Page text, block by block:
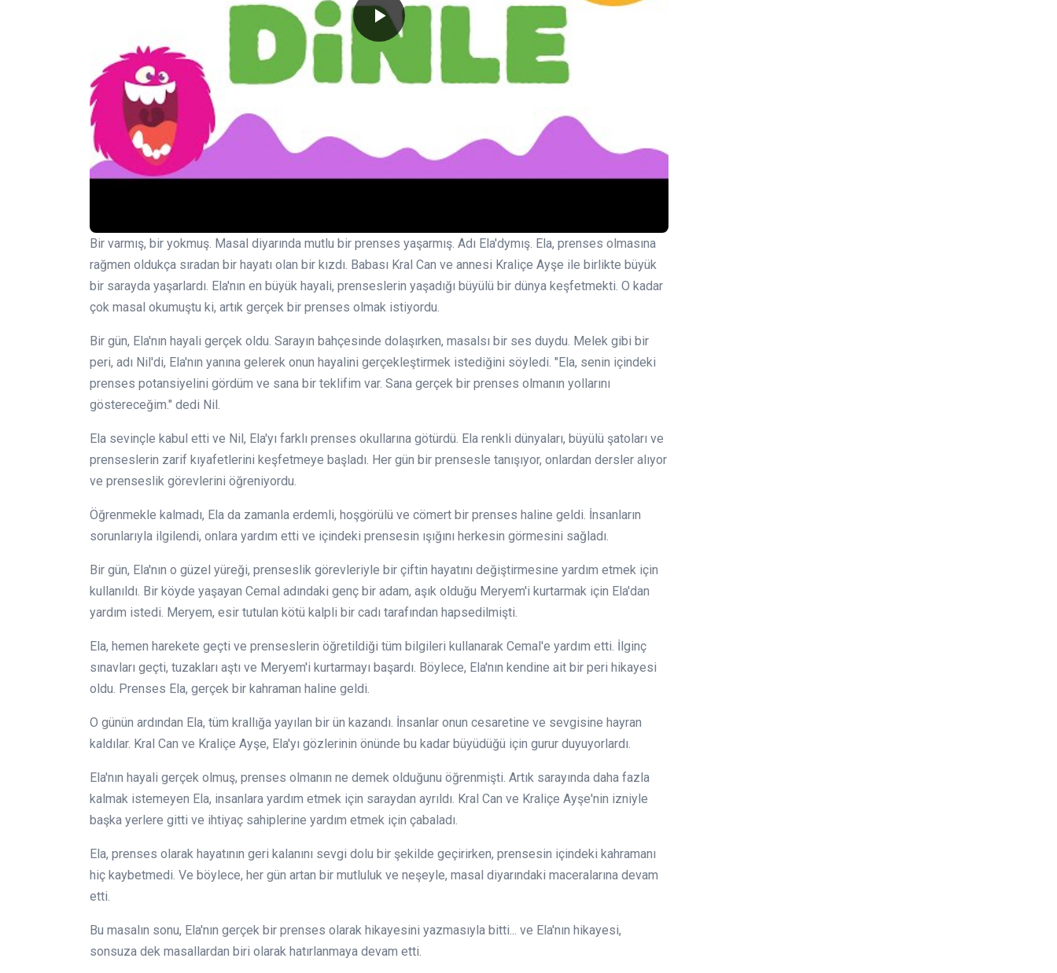
Bir varmış, bir yokmuş. Masal diyarında mutlu bir prenses yaşarmış. Adı Ela'dymış. Ela, prenses olmasına
rağmen oldukça sıradan bir hayatı olan bir kızdı. Babası Kral Can ve annesi Kraliçe Ayşe ile birlikte büyük
bir sarayda yaşarlardı. Ela'nın en büyük hayali, prenseslerin yaşadığı büyülü bir dünya keşfetmekti. O kadar
çok masal okumuştu ki, artık gerçek bir prenses olmak istiyordu.
Bir gün, Ela'nın hayali gerçek oldu. Sarayın bahçesinde dolaşırken, masalsı bir ses duydu. Melek gibi bir
peri, adı Nil'di, Ela'nın yanına gelerek onun hayalini gerçekleştirmek istediğini söyledi. "Ela, senin içindeki
prenses potansiyelini gördüm ve sana bir teklifim var. Sana gerçek bir prenses olmanın yollarını
göstereceğim." dedi Nil.
Ela sevinçle kabul etti ve Nil, Ela'yı farklı prenses okullarına götürdü. Ela renkli dünyaları, büyülü şatoları ve
prenseslerin zarif kıyafetlerini keşfetmeye başladı. Her gün bir prensesle tanışıyor, onlardan dersler alıyor
ve prenseslik görevlerini öğreniyordu.
Öğrenmekle kalmadı, Ela da zamanla erdemli, hoşgörülü ve cömert bir prenses haline geldi. İnsanların
sorunlarıyla ilgilendi, onlara yardım etti ve içindeki prensesin ışığını herkesin görmesini sağladı.
Bir gün, Ela'nın o güzel yüreği, prenseslik görevleriyle bir çiftin hayatını değiştirmesine yardım etmek için
kullanıldı. Bir köyde yaşayan Cemal adındaki genç bir adam, aşık olduğu Meryem'i kurtarmak için Ela'dan
yardım istedi. Meryem, esir tutulan kötü kalpli bir cadı tarafından hapsedilmişti.
Ela, hemen harekete geçti ve prenseslerin öğretildiği tüm bilgileri kullanarak Cemal'e yardım etti. İlginç
sınavları geçti, tuzakları aştı ve Meryem'i kurtarmayı başardı. Böylece, Ela'nın kendine ait bir peri hikayesi
oldu. Prenses Ela, gerçek bir kahraman haline geldi.
O günün ardından Ela, tüm krallığa yayılan bir ün kazandı. İnsanlar onun cesaretine ve sevgisine hayran
kaldılar. Kral Can ve Kraliçe Ayşe, Ela'yı gözlerinin önünde bu kadar büyüdüğü için gurur duyuyorlardı.
Ela'nın hayali gerçek olmuş, prenses olmanın ne demek olduğunu öğrenmişti. Artık sarayında daha fazla
kalmak istemeyen Ela, insanlara yardım etmek için saraydan ayrıldı. Kral Can ve Kraliçe Ayşe'nin izniyle
başka yerlere gitti ve ihtiyaç sahiplerine yardım etmek için çabaladı.
Ela, prenses olarak hayatının geri kalanını sevgi dolu bir şekilde geçirirken, prensesin içindeki kahramanı
hiç kaybetmedi. Ve böylece, her gün artan bir mutluluk ve neşeyle, masal diyarındaki maceralarına devam
etti.
Bu masalın sonu, Ela'nın gerçek bir prenses olarak hikayesini yazmasıyla bitti... ve Ela'nın hikayesi,
sonsuza dek masallardan biri olarak hatırlanmaya devam etti.